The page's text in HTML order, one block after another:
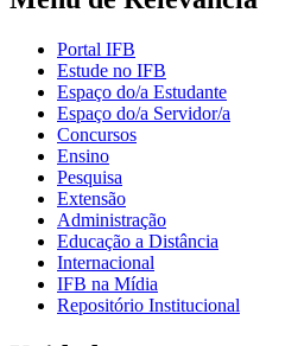
Portal IFB
Estude no IFB
Espaço do/a Estudante
Espaço do/a Servidor/a
Concursos
Ensino
Pesquisa
Extensão
Administração
Educação a Distância
Internacional
IFB na Mídia
Repositório Institucional